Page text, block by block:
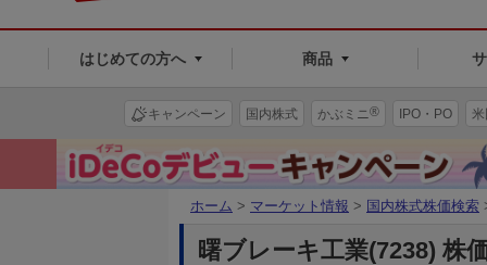
はじめての方へ 商品
キャンペーン 国内株式 かぶミニ ® IPO・PO
ホーム > マーケット情報 > 国内株式株価検索
曙ブレーキ工業(7238) 株